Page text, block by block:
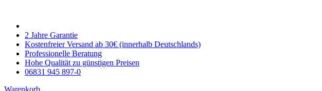
2 Jahre Garantie
Kostenfreier Versand ab 30€ (innerhalb Deutschlands)
Professionelle Beratung
Hohe Qualität zu günstigen Preisen
06831 945 897-0
Warenkorb